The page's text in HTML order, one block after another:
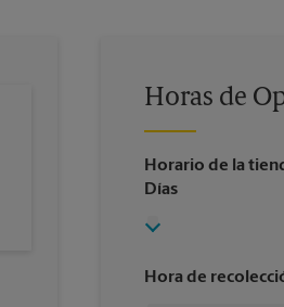
Horas de
Horario de la
Días
Hora de